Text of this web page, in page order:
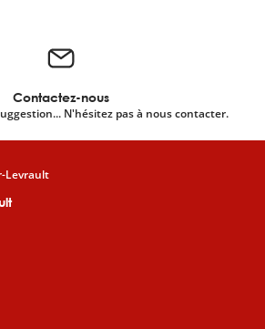
Contactez-nous
N'hésitez pas à nous contacter.
Levrault